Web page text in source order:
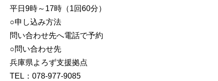
平日9時～17時（1回60分）
○申し込み方法
問い合わせ先へ電話で予約
○問い合わせ先
兵庫県よろず支援拠点
TEL：078-977-9085